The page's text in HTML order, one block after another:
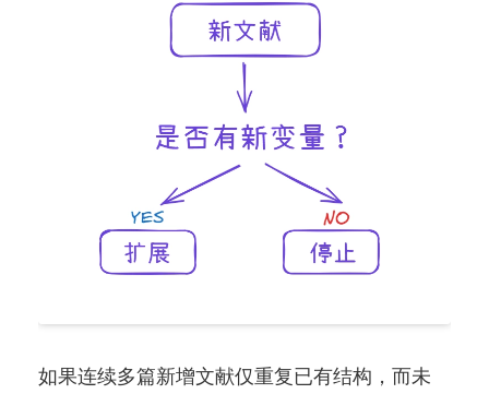
如果连续多篇新增文献仅重复已有结构，而未